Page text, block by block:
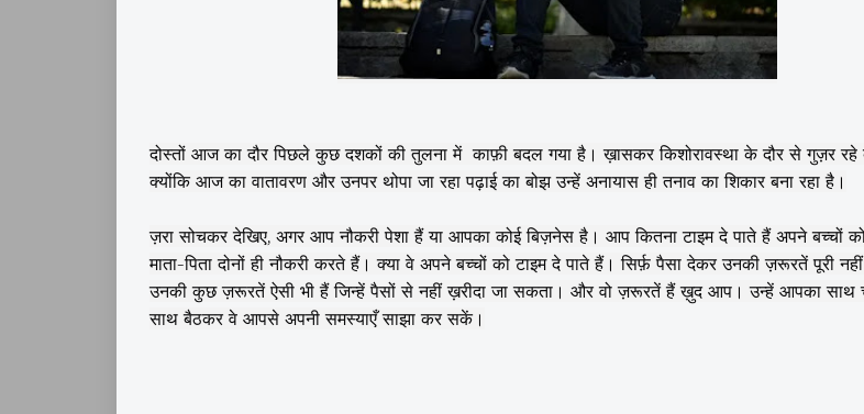
दोस्तों आज का दौर पिछले कुछ दशकों की तुलना में काफ़ी बदल गया है। ख़ासकर किशोरावस्था के दौर से गुज़र रहे
क्योंकि आज का वातावरण और उनपर थोपा जा रहा पढ़ाई का बोझ उन्हें अनायास ही तनाव का शिकार बना रहा है।
ज़रा सोचकर देखिए, अगर आप नौकरी पेशा हैं या आपका कोई बिज़नेस है। आप कितना टाइम दे पाते हैं अपने बच्चों
माता-पिता दोनों ही नौकरी करते हैं। क्या वे अपने बच्चों को टाइम दे पाते हैं। सिर्फ़ पैसा देकर उनकी ज़रूरतें पूरी
उनकी कुछ ज़रूरतें ऐसी भी हैं जिन्हें पैसों से नहीं ख़रीदा जा सकता। और वो ज़रूरतें हैं ख़ुद आप। उन्हें आपका साथ
साथ बैठकर वे आपसे अपनी समस्याएँ साझा कर सकें।